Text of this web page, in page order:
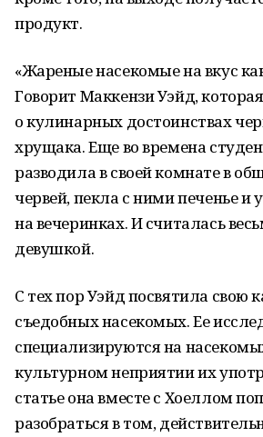
продукт.
«Жареные насекомые на вкус
Говорит Маккензи Уэйд,
о кулинарных достоинствах
хрущака. Еще во времена
разводила в своей комнате в
червей, пекла с ними печенье и
на вечеринках. И считалась
девушкой.
С тех пор Уэйд посвятила свою
съедобных насекомых. Ее
специализируются на
культурном неприятии их
статье она вместе с Хоеллом
разобраться в том,